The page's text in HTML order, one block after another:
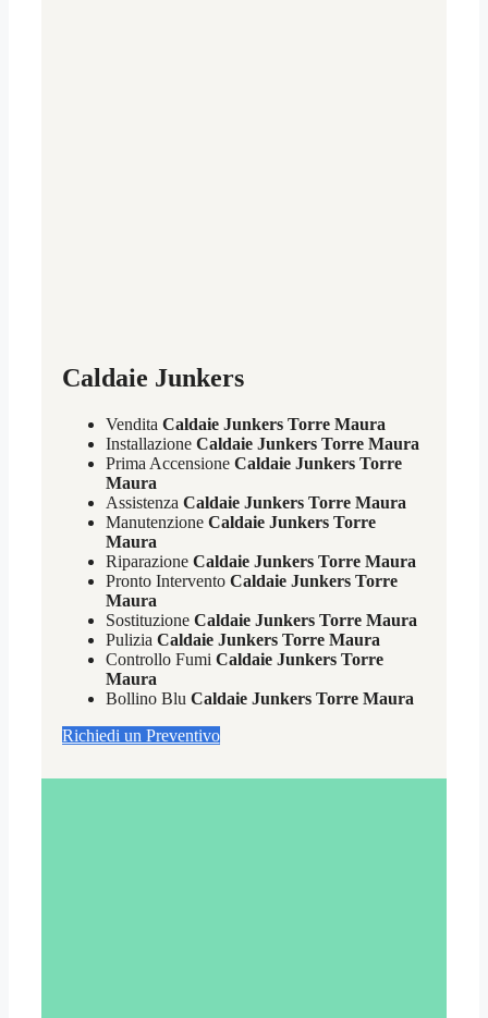
Caldaie Junkers
Vendita Caldaie Junkers Torre Maura
Installazione Caldaie Junkers Torre Maura
Prima Accensione Caldaie Junkers Torre
Maura
Assistenza Caldaie Junkers Torre Maura
Manutenzione Caldaie Junkers Torre
Maura
Riparazione Caldaie Junkers Torre Maura
Pronto Intervento Caldaie Junkers Torre
Maura
Sostituzione Caldaie Junkers Torre Maura
Pulizia Caldaie Junkers Torre Maura
Controllo Fumi Caldaie Junkers Torre
Maura
Bollino Blu Caldaie Junkers Torre Maura
Richiedi un Preventivo